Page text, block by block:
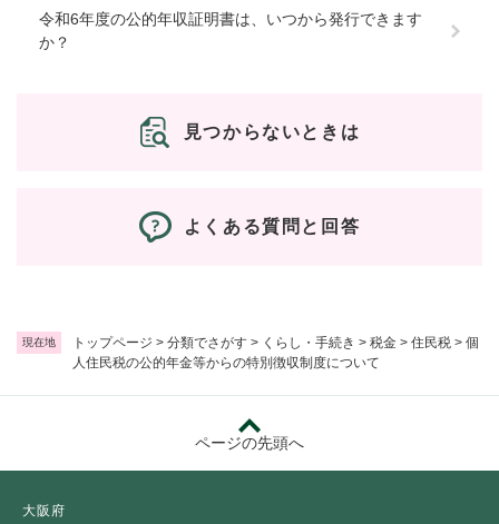
現在地 トップページ > 分類でさがす > くらし・手続き > 税金 > 住民税 > 個
人住民税の公的年金等からの特別徴収制度について
令和6年度の公的年収証明書は、いつから発行できます
か？
見つからないときは
よくある質問と回答
ページの先頭へ
大阪府